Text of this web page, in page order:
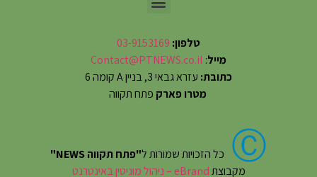
טלפון: 03-9153169
מייל:
Contact@PTNEWS.co.il
כתובת: עזרא גבאי 3, בניין A קומה 6
מטרו פארק פתח תקווה
Ⓒ כל הזכויות שמורות ל"פתח תקווה NEWS"
מקבוצתeBrand – ניהול מוניטין באינטרנט